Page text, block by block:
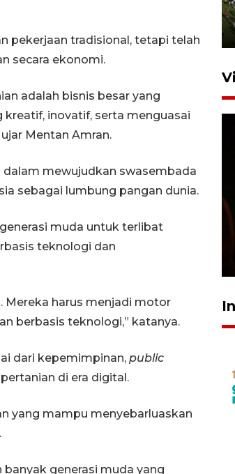
pekerjaan tradisional, tetapi telah
secara ekonomi.
adalah bisnis besar yang
inovatif, serta menguasai
Mentan Amran.
mewujudkan swasembada
sebagai lumbung pangan dunia.
muda untuk terlibat
teknologi dan
Mereka harus menjadi motor
berbasis teknologi,” katanya.
dari kepemimpinan, public
di era digital.
yang mampu menyebarluaskan
generasi muda yang
gizi paket MBG